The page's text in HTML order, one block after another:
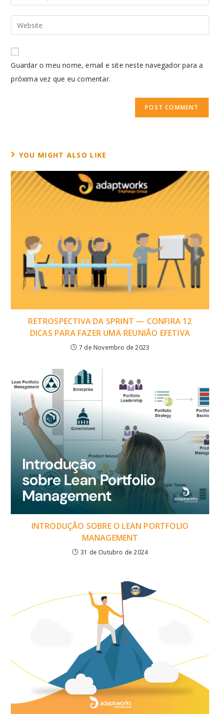
Guardar o meu nome, email e site neste navegador para a
próxima vez que eu comentar.
YOU MIGHT ALSO LIKE
RETROSPECTIVA DA SPRINT — CONFIRA 12
DICAS PARA FAZER UMA REUNIÃO EFETIVA
7 de Novembro de 2023
INTRODUÇÃO SOBRE O LEAN PORTFOLIO
MANAGEMENT
31 de Outubro de 2024